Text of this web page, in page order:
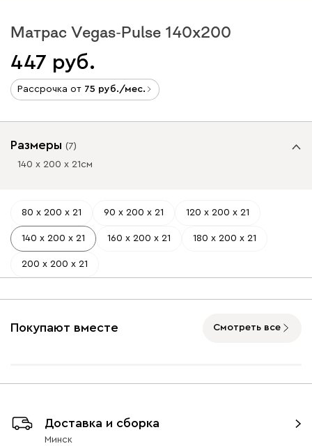
Матрас Vegas-Pulse 140x200
447
Рассрочка от 75 /мес.
Размеры (7)
140 х 200 х 21см
80 х 200 х 21 90 х 200 х 21 120 х 200 х 21
140 х 200 х 21 160 х 200 х 21 180 х 200 х 21
200 х 200 х 21
Покупают вместе Смотреть все
Доставка и сборка
Минск